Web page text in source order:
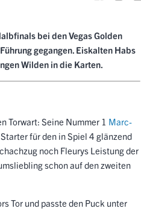
bei den Vegas Golden
gegangen. Eiskalten Habs
Wilden in die Karten.
Torwart: Seine Nummer 1 Marc-
für den in Spiel 4 glänzend
noch Fleurys Leistung der
schon auf den zweiten
Tor und passte den Puck unter